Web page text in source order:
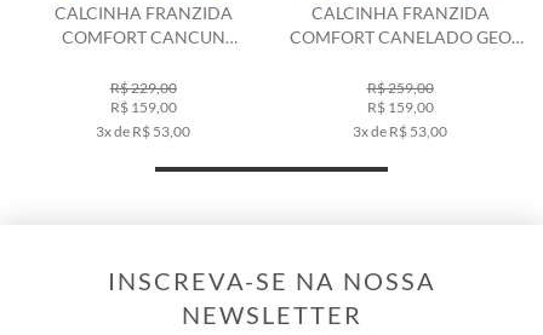
CALCINHA FRANZIDA
COMFORT CANELADO GEO
R$ 259,00
R$ 159,00
3x de R$ 53,00
CALCINHA FRANZIDA
COMFORT CLÁSSICOS
R$ 199,00
3x de R$ 66,33
INSCREVA-SE NA NOSSA
NEWSLETTER